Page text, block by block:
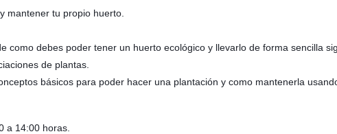
mantener tu propio huerto.
como debes poder tener un huerto ecológico y llevarlo de forma sencilla
de plantas.
básicos para poder hacer una plantación y como mantenerla
a 14:00 horas.